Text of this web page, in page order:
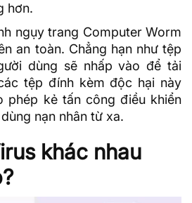
hơn.
ngụy trang Computer Worm
an toàn. Chẳng hạn như tệp
dùng sẽ nhấp vào để tải
tệp đính kèm độc hại này
phép kẻ tấn công điều khiển
nạn nhân từ xa.
khác nhau